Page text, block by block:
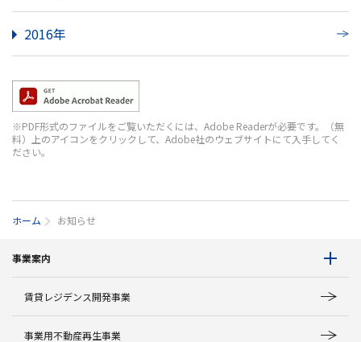
2016年
※PDF形式のファイルをご覧いただくには、Adobe Readerが必要です。（無
料）上のアイコンをクリックして、Adobe社のウェブサイトにて入手してく
ださい。
ホーム お知らせ
事業案内
賃貸レジデンス開発事業
事業用不動産再生事業